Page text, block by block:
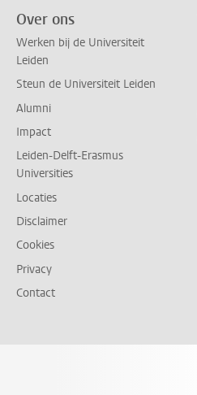
Over ons
Werken bij de Universiteit
Leiden
Steun de Universiteit Leiden
Alumni
Impact
Leiden-Delft-Erasmus
Universities
Locaties
Disclaimer
Cookies
Privacy
Contact